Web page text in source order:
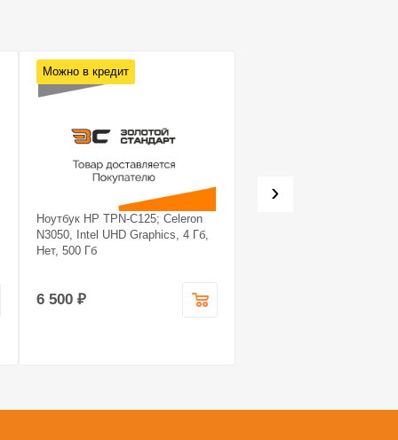
Можно в кредит
Ноутбук HP TPN-C125; Celeron
N3050, Intel UHD Graphics, 4 Гб,
Нет, 500 Гб
6 500 ₽
›